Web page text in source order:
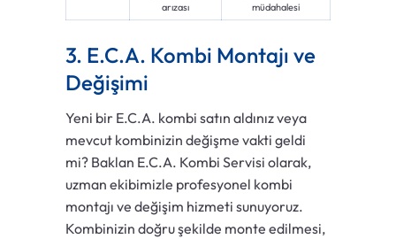
arızası
müdahalesi
3. E.C.A. Kombi Montajı ve
Değişimi
Yeni bir E.C.A. kombi satın aldınız veya
mevcut kombinizin değişme vakti geldi
mi? Baklan E.C.A. Kombi Servisi olarak,
uzman ekibimizle profesyonel kombi
montajı ve değişim hizmeti sunuyoruz.
Kombinizin doğru şekilde monte edilmesi,